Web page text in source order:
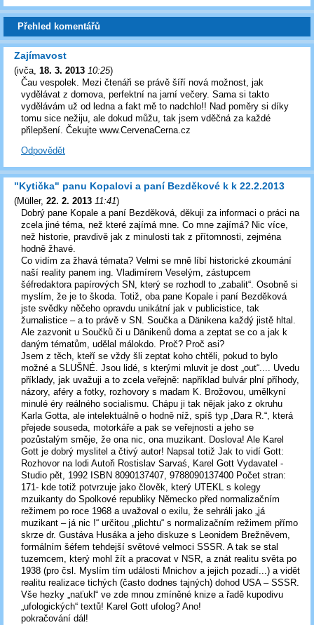
Přehled komentářů
Zajímavost
(ivča 18. 3. 2013 10:25)
Čau vespolek. Mezi čtenáři se právě šíří nová možnost, jak
vydělávat z domova, perfektní na jarní večery. Sama si takto
vydělávám už od ledna a fakt mě to nadchlo!! Nad poměry si díky
tomu sice nežiju, ale dokud můžu, tak jsem vděčná za každé
přilepšení. Čekujte www.CervenaCerna.cz
Odpovědět
"Kytička" panu Kopalovi a paní Bezděkové k k 22.2.2013
(Müller, 22. 2. 2013 11:41)
Dobrý pane Kopale a paní Bezděková, děkuji za informaci o práci na
zcela jiné téma, než které zajímá mne. Co mne zajímá? Nic více,
než historie, pravdivě jak z minulosti tak z přítomnosti, zejména
hodně žhavé.
Co vidím za žhavá témata? Velmi se mně líbí historické zkoumání
naší reality panem ing. Vladimírem Veselým, zástupcem
šéfredaktora papírových SN, který se rozhodl to „zabalit“. Osobně si
myslím, že je to škoda. Totiž, oba pane Kopale i paní Bezděková
jste svědky něčeho opravdu unikátní jak v publicistice, tak
žurnalistice – a to právě v SN. Součka a Dänikena každý jistě hltal.
Ale zazvonit u Součků či u Dänikenů doma a zeptat se co a jak k
daným tématům, udělal málokdo. Proč? Proč asi?
Jsem z těch, kteří se vždy šli zeptat koho chtěli, pokud to bylo
možné a SLUŠNÉ. Jsou lidé, s kterými mluvit je dost „out“.... Uvedu
příklady, jak uvažuji a to zcela veřejně: například bulvár plní příhody,
názory, aféry a fotky, rozhovory s madam K. Brožovou, umělkyní
minulé éry reálného socialismu. Chápu ji tak nějak jako z okruhu
Karla Gotta, ale intelektuálně o hodně níž, spíš typ „Dara R.“, která
přejede souseda, motorkáře a pak se veřejnosti a jeho se
pozůstalým směje, že ona nic, ona muzikant. Doslova! Ale Karel
Gott je dobrý myslitel a čtivý autor! Napsal totiž Jak to vidí Gott:
Rozhovor na lodi Autoři Rostislav Sarvaś, Karel Gott Vydavatel -
Studio pět, 1992 ISBN 8090137407, 9788090137400 Počet stran:
171- kde totiž potvrzuje jako člověk, který UTEKL s kolegy
mzuikanty do Spolkové republiky Německo před normalizačním
režimem po roce 1968 a uvažoval o exilu, že sehráli jako „já
muzikant – já nic !“ určitou „plichtu“ s normalizačním režimem přímo
skrze dr. Gustáva Husáka a jeho diskuze s Leonidem Brežněvem,
formálním šéfem tehdejší světové velmoci SSSR. A tak se stal
tuzemcem, který mohl žít a pracovat v NSR, a znát realitu světa po
1938 (pro čsl. Myslím tím události Mnichov a jejich pozadí...) a vidět
realitu realizace tichých (často dodnes tajných) dohod USA – SSSR.
Vše hezky „naťukl“ ve zde mnou zmíněné knize a řadě kupodivu
„ufologických“ textů! Karel Gott ufolog? Ano!
pokračování dál!